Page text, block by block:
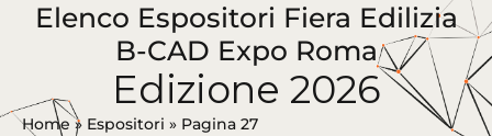
Elenco Espositori Fiera Edilizia
B-CAD Expo Roma
Edizione 2026
Home» Espositori » Pagina 27